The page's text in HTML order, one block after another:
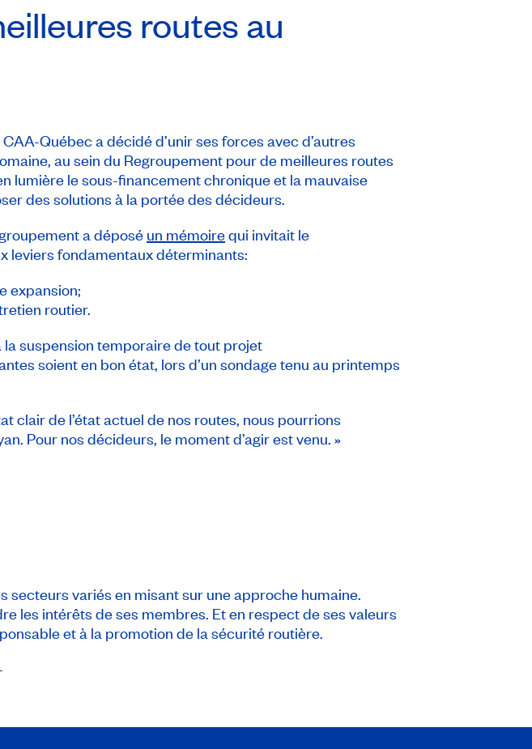
routes au
Québec a décidé d’unir ses forces avec d’autres
au sein du Regroupement pour de meilleures routes
lumière le sous-financement chronique et la mauvaise
des solutions à la portée des décideurs.
a déposé un mémoirequi invitait le
leviers fondamentaux déterminants:
expansion;
routier.
suspension temporaire de tout projet
soient en bon état, lors d’un sondage tenu au printemps
clair de l’état actuel de nos routes, nous pourrions
Pour nos décideurs, le moment d’agir est venu. »
secteurs variés en misant sur une approche humaine.
les intérêts de ses membres. Et en respect de ses valeurs
et à la promotion de la sécurité routière.